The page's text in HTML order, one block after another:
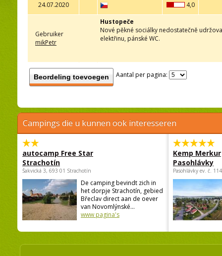
24.07.2020 4,0
Gebruiker
mikPetr
Hustopeče
Nové pěkné sociálky nedostatečně
elektřinu, pánské WC.
Beordeling toevoegen Aantal per pagina:
Campings die u kunnen ook interesseren
autocamp Free Star
Strachotín
Šakvická 3, 693 01 Strachotín
De camping bevindt zich in
het dorpje Strachotín, gebied
Břeclav direct aan de oever
van Novomlýnské...
www pagina's
Kemp Merkur
Pasohlávky
Pasohlávky ev. č.